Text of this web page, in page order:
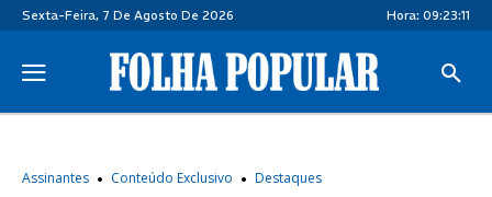
Sexta-Feira, 7 De Agosto De 2026 Hora: 09:23:12
Assinantes Conteúdo Exclusivo Destaques